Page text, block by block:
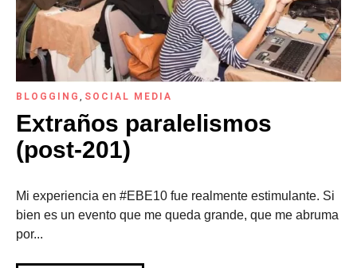
BLOGGING SOCIAL MEDIA
Extraños paralelismos
(post-201)
Mi experiencia en #EBE10 fue realmente estimulante. Si
bien es un evento que me queda grande, que me abruma
por...